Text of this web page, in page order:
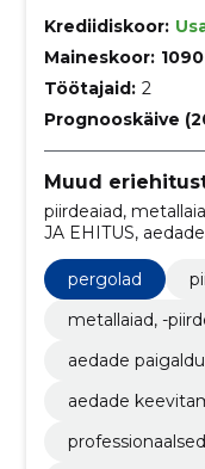
Krediidiskoor:
Maineskoor: 1090
Töötajaid: 2
Prognooskäive
Muud
piirdeaiad,
JA EHITUS,
ohutusseadmete
professionaalsed
piiratud ala
pergolad
metallaiad, -
aedade
aedade